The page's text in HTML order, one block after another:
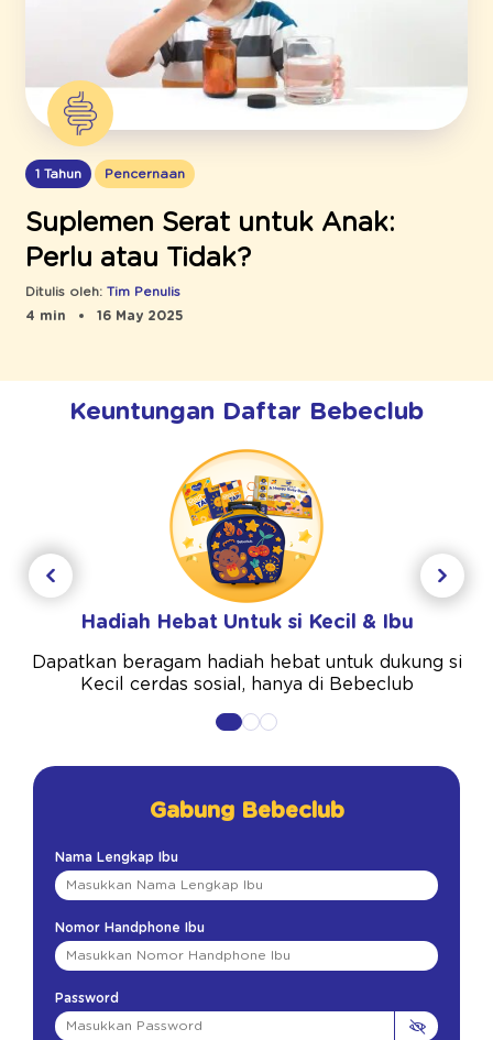
1 Tahun Pencernaan
Suplemen Serat untuk Anak:
Perlu atau Tidak?
Ditulis oleh: Tim Penulis
4 min
16 May 2025
Keuntungan Daftar Bebeclub
Hadiah Hebat Untuk si Kecil & Ibu
Dapatkan beragam hadiah hebat untuk dukung si
Kecil cerdas sosial, hanya di Bebeclub
Gabung Bebeclub
Nama Lengkap Ibu
Nomor Handphone Ibu
Password